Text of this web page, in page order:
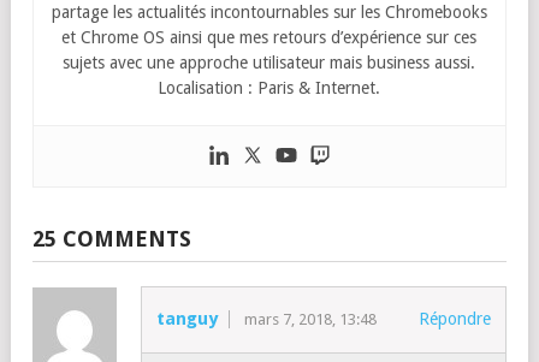
partage les actualités incontournables sur les Chromebooks
et Chrome OS ainsi que mes retours d’expérience sur ces
sujets avec une approche utilisateur mais business aussi.
Localisation : Paris & Internet.
25 COMMENTS
tanguy mars 7, 2018, 13:48 Répondre